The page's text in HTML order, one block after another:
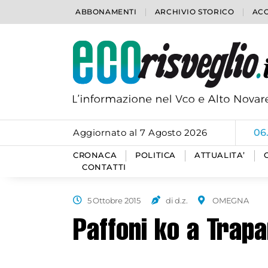
ABBONAMENTI ARCHIVIO STORICO
Aggiornato al 7 Agosto 2026
CRONACA POLITICA ATTUALITA’
CONTATTI
5 Ottobre 2015 di d.z. OMEGNA
Paffoni ko a